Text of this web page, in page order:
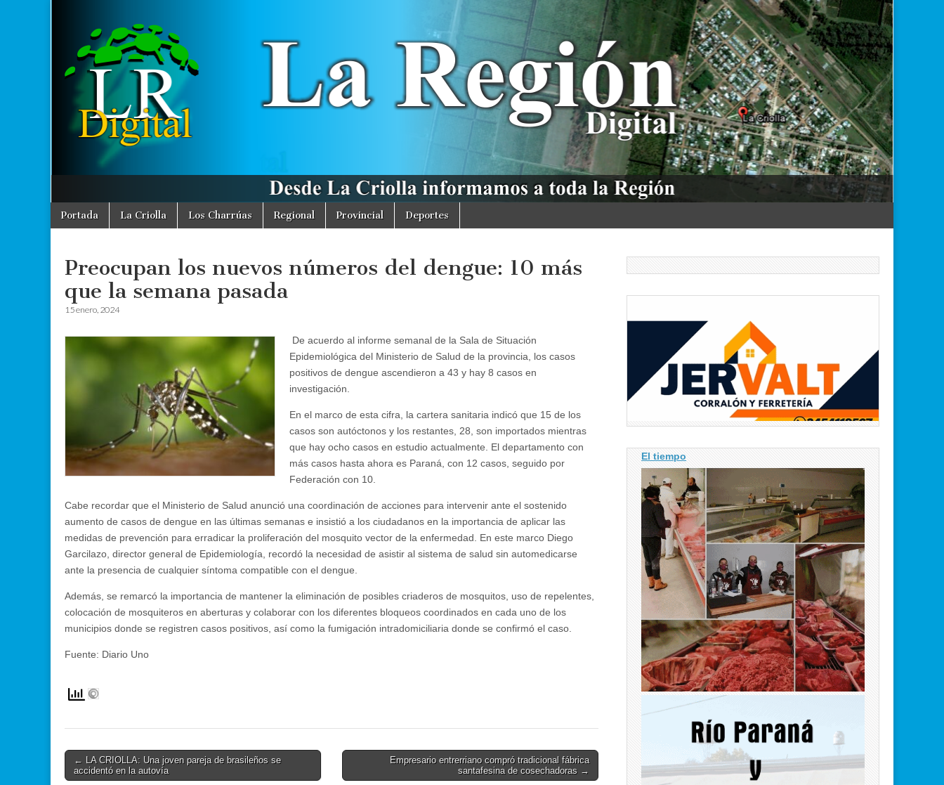
La
Región
Digital
Desde La
Criolla
informamos
a toda la
Región
Main
menu
Skip
Portada La Criolla Los Charrúas Regional Provincial Deportes
Preocupan los nuevos números del dengue: 10 más
que la semana pasada
15 enero, 2024
De acuerdo al informe semanal de la Sala de Situación
Epidemiológica del Ministerio de Salud de la provincia, los casos
positivos de dengue ascendieron a 43 y hay 8 casos en
investigación.
En el marco de esta cifra, la cartera sanitaria indicó que 15 de los
casos son autóctonos y los restantes, 28, son importados mientras
que hay ocho casos en estudio actualmente. El departamento con
más casos hasta ahora es Paraná, con 12 casos, seguido por
Federación con 10.
Cabe recordar que el Ministerio de Salud anunció una coordinación de acciones para intervenir ante el sostenido
aumento de casos de dengue en las últimas semanas e insistió a los ciudadanos en la importancia de aplicar las
medidas de prevención para erradicar la proliferación del mosquito vector de la enfermedad. En este marco Diego
Garcilazo, director general de Epidemiología, recordó la necesidad de asistir al sistema de salud sin automedicarse
ante la presencia de cualquier síntoma compatible con el dengue.
Además, se remarcó la importancia de mantener la eliminación de posibles criaderos de mosquitos, uso de repelentes,
colocación de mosquiteros en aberturas y colaborar con los diferentes bloqueos coordinados en cada uno de los
municipios donde se registren casos positivos, así como la fumigación intradomiciliaria donde se confirmó el caso.
Fuente: Diario Uno
Post
navigation
← LA CRIOLLA: Una joven pareja de brasileños se
accidentó en la autovía
Empresario entrerriano compró tradicional fábrica
santafesina de cosechadoras →
El tiempo